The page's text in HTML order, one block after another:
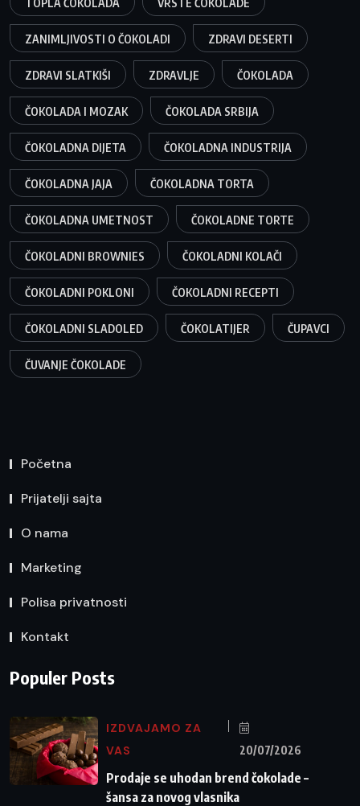
TOPLA ČOKOLADA VRSTE ČOKOLADE
ZANIMLJIVOSTI O ČOKOLADI ZDRAVI DESERTI
ZDRAVI SLATKIŠI ZDRAVLJE ČOKOLADA
ČOKOLADA I MOZAK ČOKOLADA SRBIJA
ČOKOLADNA DIJETA ČOKOLADNA INDUSTRIJA
ČOKOLADNA JAJA ČOKOLADNA TORTA
ČOKOLADNA UMETNOST ČOKOLADNE TORTE
ČOKOLADNI BROWNIES ČOKOLADNI KOLAČI
ČOKOLADNI POKLONI ČOKOLADNI RECEPTI
ČOKOLADNI SLADOLED ČOKOLATIJER ČUPAVCI
ČUVANJE ČOKOLADE
Početna
Prijatelji sajta
O nama
Marketing
Polisa privatnosti
Kontakt
Populer Posts
IZDVAJAMO ZA
VAS
20/07/2026
Prodaje se uhodan brend čokolade –
šansa za novog vlasnika